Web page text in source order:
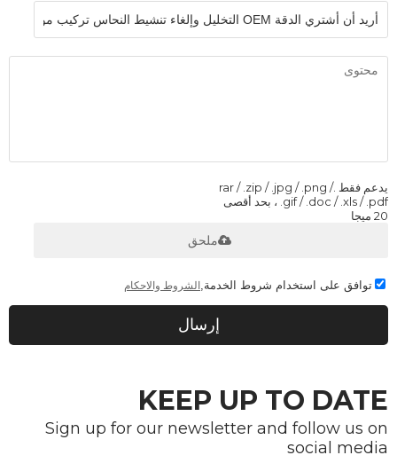
يدعم فقط .rar / .zip / .jpg / .png /
.gif / .doc / .xls / .pdf ، بحد أقصى
20 ميجا
ملحق
توافق على استخدام شروط الخدمة, الشروط والاحكام
إرسال
KEEP UP TO DATE
Sign up for our newsletter and follow us on
social media